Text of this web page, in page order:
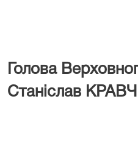
Голова
Станіслав